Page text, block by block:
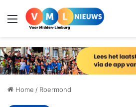
Menu
Home / Roermond